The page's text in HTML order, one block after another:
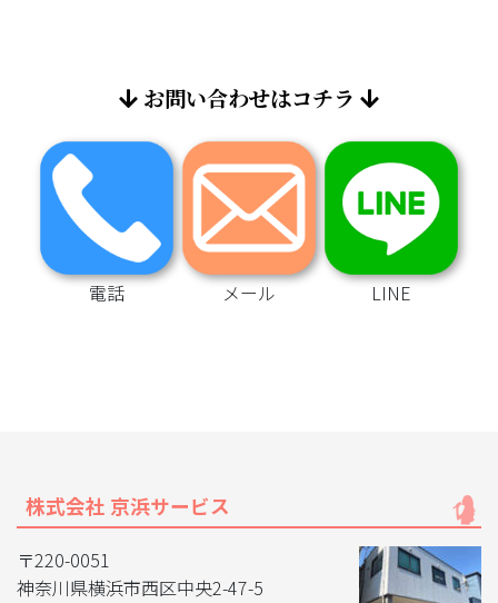
お問い合わせはコチラ
電話 メール LINE
株式会社 京浜サービス
〒220-0051
神奈川県横浜市西区中央2-47-5